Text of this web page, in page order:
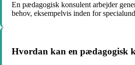
En pædagogisk konsulent arbejder
behov, eksempelvis inden for
Hvordan kan en pædagogisk